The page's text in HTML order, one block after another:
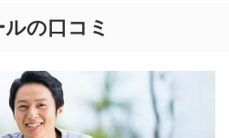
の口コミ